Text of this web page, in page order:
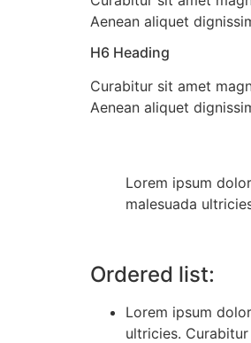
Aenean aliquet
H6 Heading
Curabitur sit amet
Aenean aliquet
Lorem ipsum
malesuada
Ordered list:
Lorem ipsum
ultricies.